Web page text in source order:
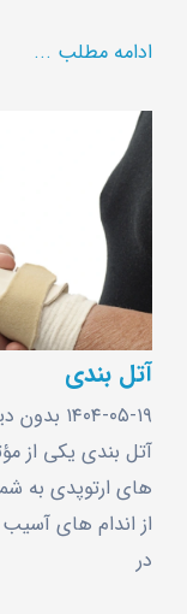
ادامه مطلب ...
آتل بندی
۱۴۰۴-۰۵-۱۹ بدون
آتل بندی یکی از
‌های ارتوپدی به
از اندام ‌های
در